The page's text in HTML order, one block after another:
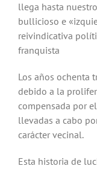
llega hasta
bullicioso e
reivindicativa
franquista
Los años ochenta
debido a la
compensada por
llevadas a cabo
carácter vecinal.
Esta historia de